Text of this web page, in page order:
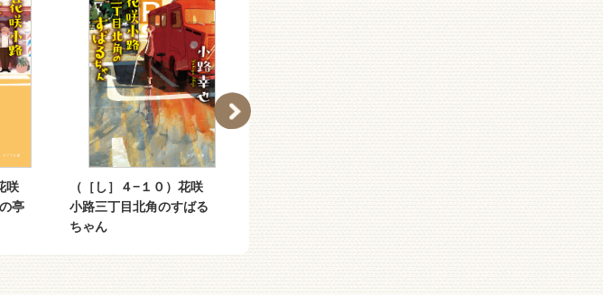
咲
亭
（［し］４−１０）花咲
小路三丁目北角のすばる
ちゃん